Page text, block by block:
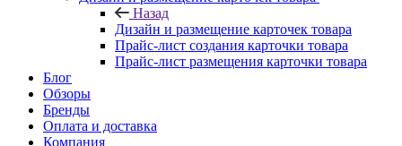
Назад
Дизайн и размещение карточек товара
Прайс-лист создания карточки товара
Прайс-лист размещения карточки товара
Блог
Обзоры
Бренды
Оплата и доставка
Компания